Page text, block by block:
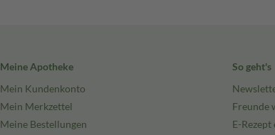
Meine Apotheke
Mein Kundenkonto
Mein Merkzettel
Meine Bestellungen
So geht's
Freunde
E-Rezept